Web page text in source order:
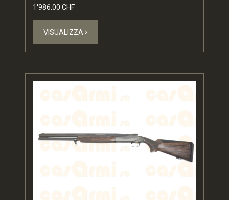
1'986.00 CHF
VISUALIZZA